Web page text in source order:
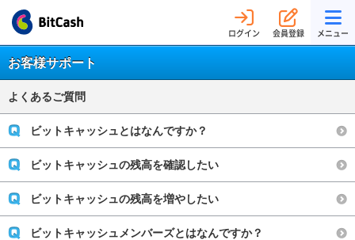
ログイン 会員登録 メニュー
お客様サポート
よくあるご質問
ビットキャッシュとはなんですか？
ビットキャッシュの残高を確認したい
ビットキャッシュの残高を増やしたい
ビットキャッシュメンバーズとはなんですか？